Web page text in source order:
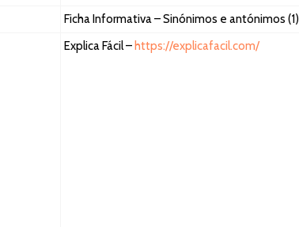
Ficha Informativa – Sinónimos e antónimos (1)
Explica Fácil – https://explicafacil.com/